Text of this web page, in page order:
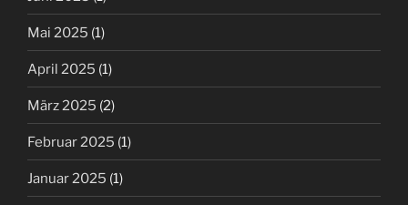
Mai 2025 (1)
April 2025 (1)
März 2025 (2)
Februar 2025 (1)
Januar 2025 (1)